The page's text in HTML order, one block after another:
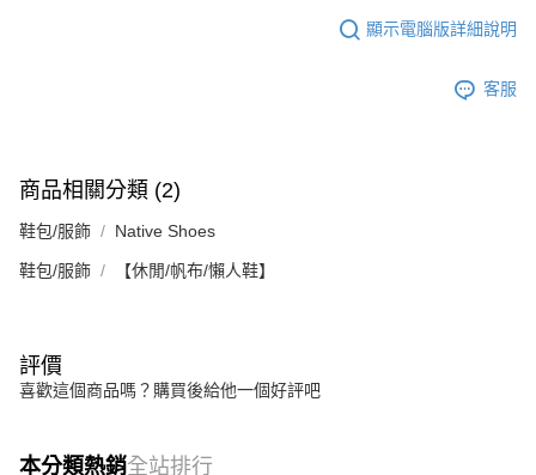
顯示電腦版詳細說明
客服
商品相關分類 (2)
鞋包/服飾 Native Shoes
鞋包/服飾 【休閒/帆布/懶人鞋】
評價
喜歡這個商品嗎？購買後給他一個好評吧
本分類熱銷全站排行